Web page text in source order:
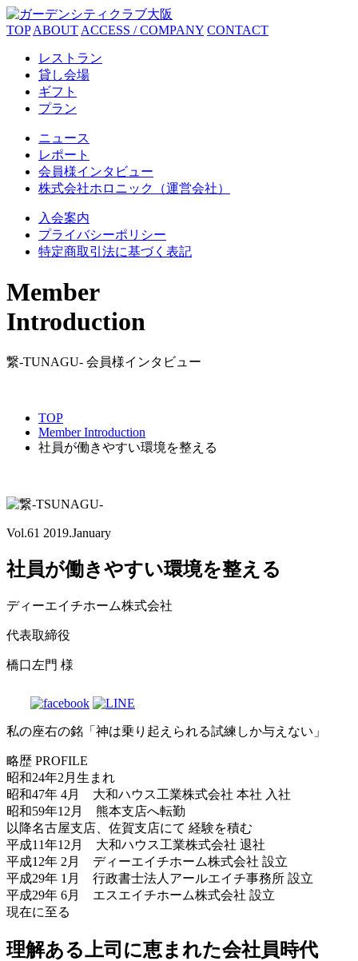
TOP ABOUT ACCESS / COMPANY CONTACT
レストラン
貸し会場
ギフト
プラン
ニュース
レポート
会員様インタビュー
株式会社ホロニック（運営会社）
入会案内
プライバシーポリシー
特定商取引法に基づく表記
Member
Introduction
繋-TUNAGU- 会員様インタビュー
TOP
Member Introduction
社員が働きやすい環境を整える
Vol.61 2019.January
社員が働きやすい環境を整える
ディーエイチホーム株式会社
代表取締役
橋口左門 様
私の座右の銘「神は乗り起えられる試練しか与えない」
略歴 PROFILE
昭和24年2月生まれ
昭和47年 4月 大和ハウス工業株式会社 本社 入社
昭和59年12月 熊本支店へ転勤
以降名古屋支店、佐賀支店にて 経験を積む
平成11年12月 大和ハウス工業株式会社 退社
平成12年 2月 ディーエイチホーム株式会社 設立
平成29年 1月 行政書士法人アールエイチ事務所 設立
平成29年 6月 エスエイチホーム株式会社 設立
現在に至る
理解ある上司に恵まれた会社員時代